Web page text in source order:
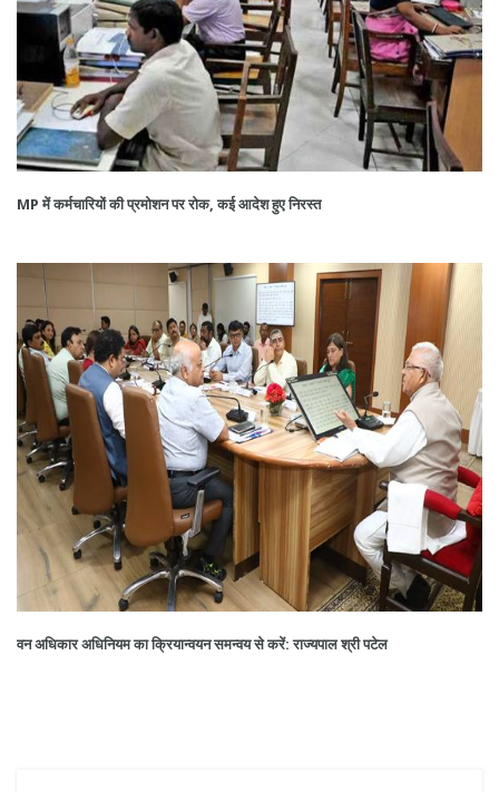
MP में कर्मचारियों की प्रमोशन पर रोक, कई आदेश हुए निरस्त
वन अधिकार अधिनियम का क्रियान्‍वयन समन्‍वय से करें: राज्यपाल श्री पटेल